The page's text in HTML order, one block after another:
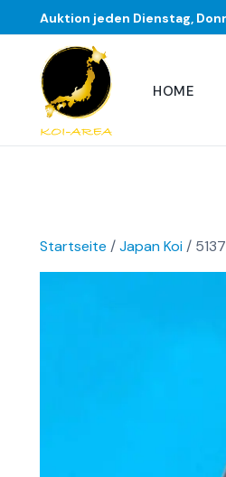
Auktion jeden Dienstag,
HOME
Startseite /Japan Koi/